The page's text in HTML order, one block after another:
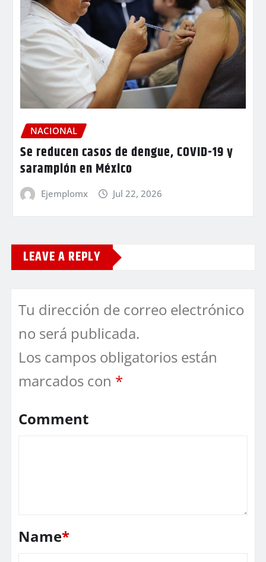
NACIONAL
Se reducen casos de dengue, COVID-19 y
sarampión en México
Ejemplomx Jul 22, 2026
LEAVE A REPLY
Tu dirección de correo electrónico
no será publicada.
Los campos obligatorios están
marcados con *
Comment
Name*